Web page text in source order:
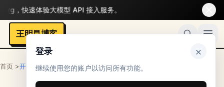
登录 ×
继续使用您的账户以访问所有功能。
，快速体验大模型 API 接入服务。
王明昌博客
首页 >开发者>PHP笔记>PHP高级